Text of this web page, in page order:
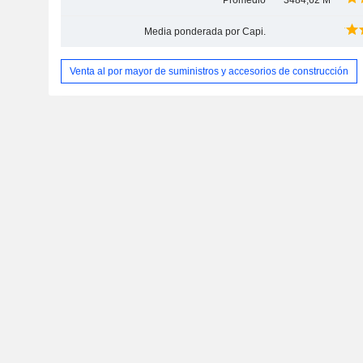
Media ponderada por Capi.
Venta al por mayor de suministros y accesorios de construcción